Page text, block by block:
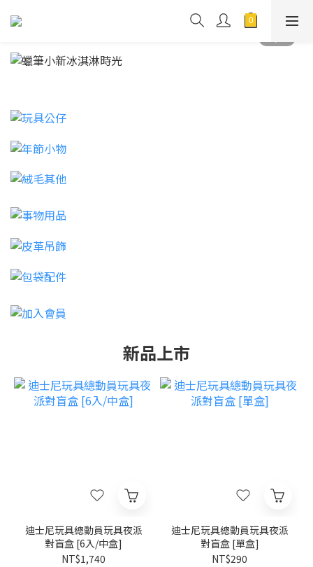
新品上市
迪士尼玩具總動員玩具夜派
對盲盒 [6入/中盒]
NT$1,740
迪士尼玩具總動員玩具夜派
對盲盒 [單盒]
NT$290